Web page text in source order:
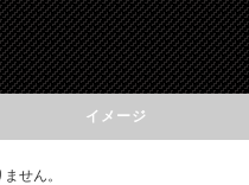
イメージ
せん。